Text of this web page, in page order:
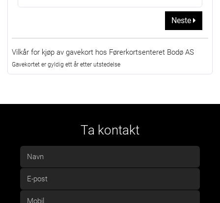
Neste
Vilkår for kjøp av gavekort hos Førerkortsenteret Bodø AS
Gavekortet er gyldig ett år etter utstedelse
Ta kontakt